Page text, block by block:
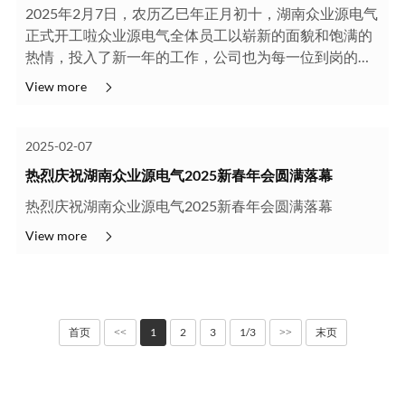
2025年2月7日，农历乙巳年正月初十，湖南众业源电气
正式开工啦众业源电气全体员工以崭新的面貌和饱满的
热情，投入了新一年的工作，公司也为每一位到岗的同
View more
2025-02-07
热烈庆祝湖南众业源电气2025新春年会圆满落幕
热烈庆祝湖南众业源电气2025新春年会圆满落幕
View more
首页 << 1 2 3 1/3 >> 末页